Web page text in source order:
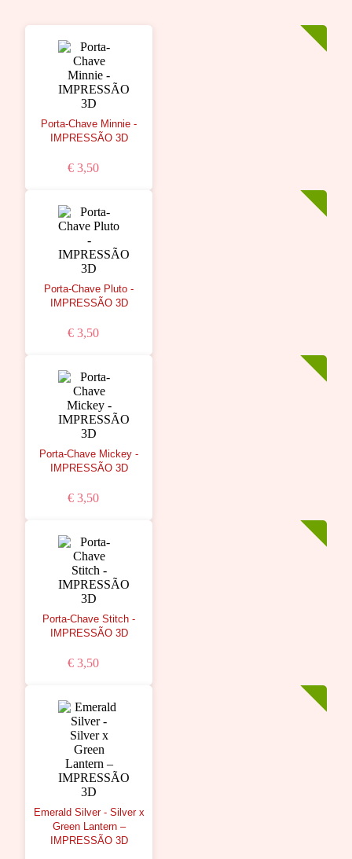
Porta-Chave Minnie -
IMPRESSÃO 3D
€ 3,50
Porta-Chave Pluto -
IMPRESSÃO 3D
€ 3,50
Porta-Chave Mickey -
IMPRESSÃO 3D
€ 3,50
Porta-Chave Stitch -
IMPRESSÃO 3D
€ 3,50
Emerald Silver - Silver x
Green Lantern –
IMPRESSÃO 3D